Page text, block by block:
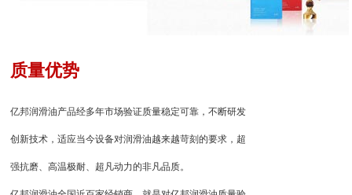
质量优势
亿邦润滑油产品经多年市场验证质量稳定可靠，不断研发
创新技术，适应当今设备对润滑油越来越苛刻的要求，超
强抗磨、高温极耐、超凡动力的非凡品质。